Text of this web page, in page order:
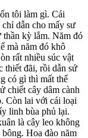
tôi làm gì. Cái
dẫn cho mấy sư
thần kỳ lắm. Năm đó
mà năm đó khô
rất nhiều súc vật
thiết đãi, rồi dẫn sứ
có gì thì mất thể
chiết cây dâm cành
Còn lai với cái loại
linh bùa phủ lại.
là cây leo không
Hoa đào năm